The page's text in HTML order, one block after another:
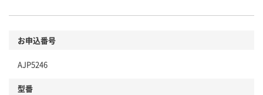
お申込番号
AJP5246
型番